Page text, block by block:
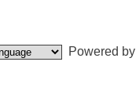
Powered by